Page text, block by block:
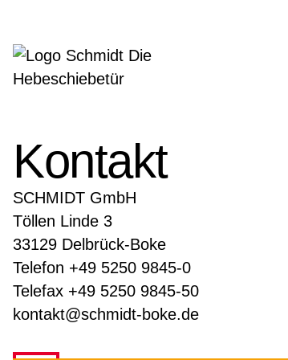
Kontakt
SCHMIDT GmbH
Töllen Linde 3
33129 Delbrück-Boke
Telefon +49 5250 9845-0
Telefax +49 5250 9845-50
kontakt@schmidt-boke.de